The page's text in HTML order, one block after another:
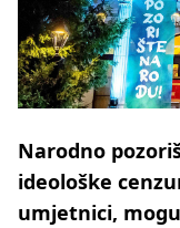
Narodno
ideološke
umjetnici,